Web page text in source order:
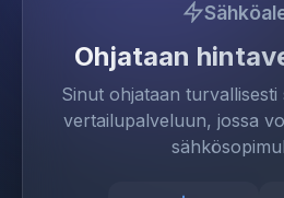
Ohjataan
Sinut ohjataan
vertailupalveluun, jossa